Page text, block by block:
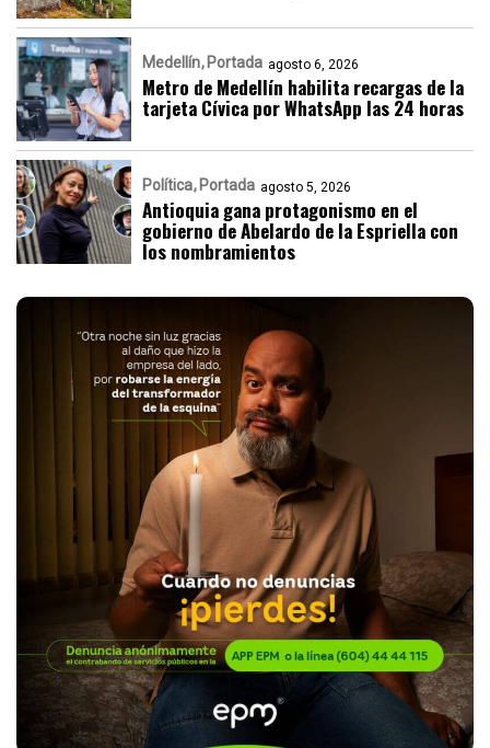
Medellín Portada agosto 6, 2026
Metro de Medellín habilita recargas de la
tarjeta Cívica por WhatsApp las 24 horas
Política Portada agosto 5, 2026
Antioquia gana protagonismo en el
gobierno de Abelardo de la Espriella con
los nombramientos